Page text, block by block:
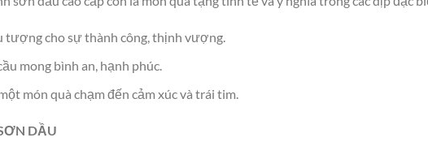
tượng cho sự thành công, thịnh vượng.
mong bình an, hạnh phúc.
món quà chạm đến cảm xúc và trái tim.
DẦU